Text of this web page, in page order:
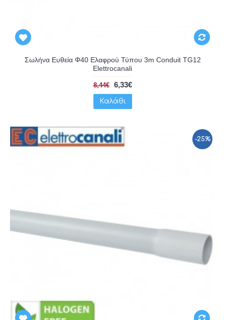
Σωλήνα Ευθεία Φ40 Ελαφρού Τύπου 3m Conduit TG12
Elettrocanali
8,44€ 6,33€
Καλάθι
-25%